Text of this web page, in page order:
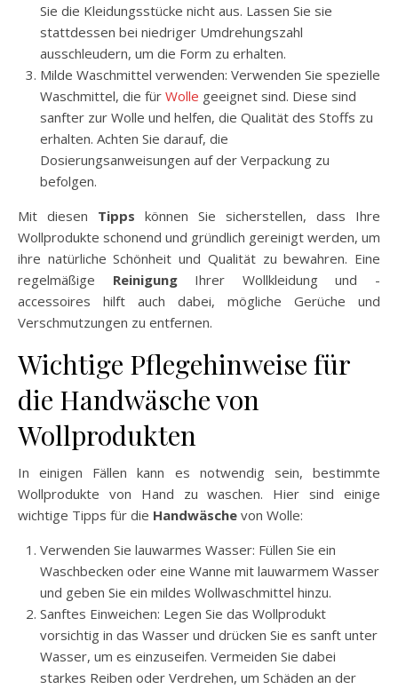
Sie die Kleidungsstücke nicht aus. Lassen Sie sie
stattdessen bei niedriger Umdrehungszahl
ausschleudern, um die Form zu erhalten.
Milde Waschmittel verwenden: Verwenden Sie spezielle
Waschmittel, die für Wolle geeignet sind. Diese sind
sanfter zur Wolle und helfen, die Qualität des Stoffs zu
erhalten. Achten Sie darauf, die
Dosierungsanweisungen auf der Verpackung zu
befolgen.
Mit diesen Tipps können Sie sicherstellen, dass Ihre
Wollprodukte schonend und gründlich gereinigt werden, um
ihre natürliche Schönheit und Qualität zu bewahren. Eine
regelmäßige ReinigungIhrer Wollkleidung und -
accessoires hilft auch dabei, mögliche Gerüche und
Verschmutzungen zu entfernen.
Wichtige Pflegehinweise für
die Handwäsche von
Wollprodukten
In einigen Fällen kann es notwendig sein, bestimmte
Wollprodukte von Hand zu waschen. Hier sind einige
wichtige Tipps für die Handwäsche von Wolle:
Verwenden Sie lauwarmes Wasser: Füllen Sie ein
Waschbecken oder eine Wanne mit lauwarmem Wasser
und geben Sie ein mildes Wollwaschmittel hinzu.
Sanftes Einweichen: Legen Sie das Wollprodukt
vorsichtig in das Wasser und drücken Sie es sanft unter
Wasser, um es einzuseifen. Vermeiden Sie dabei
starkes Reiben oder Verdrehen, um Schäden an der